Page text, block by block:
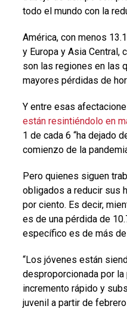
todo el mundo con la
América, con menos
y Europa y Asia Central,
son las regiones en las
mayores pérdidas de
Y entre esas
están resintiéndolo en
1 de cada 6 “ha dejado
comienzo de la
Pero quienes siguen
obligados a reducir sus
por ciento. Es decir,
es de una pérdida de
específico es de más
“Los jóvenes están
desproporcionada por la
incremento rápido y
juvenil a partir de